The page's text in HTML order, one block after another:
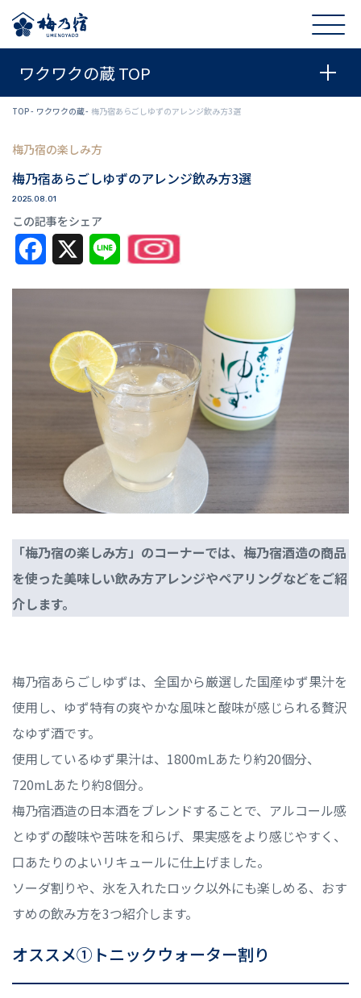
ワクワクの蔵 TOP
TOP ワクワクの蔵 梅乃宿あらごしゆずのアレンジ飲み方3選
梅乃宿の楽しみ方
梅乃宿あらごしゆずのアレンジ飲み方3選
2025.08.01
この記事をシェア
Facebook Line
「梅乃宿の楽しみ方」のコーナーでは、梅乃宿酒造の商品
を使った美味しい飲み方アレンジやペアリングなどをご紹
介します。
梅乃宿あらごしゆずは、全国から厳選した国産ゆず果汁を
使用し、ゆず特有の爽やかな風味と酸味が感じられる贅沢
なゆず酒です。
使用しているゆず果汁は、1800mLあたり約20個分、
720mLあたり約8個分。
梅乃宿酒造の日本酒をブレンドすることで、アルコール感
とゆずの酸味や苦味を和らげ、果実感をより感じやすく、
口あたりのよいリキュールに仕上げました。
ソーダ割りや、氷を入れたロック以外にも楽しめる、おす
すめの飲み方を3つ紹介します。
オススメ①トニックウォーター割り